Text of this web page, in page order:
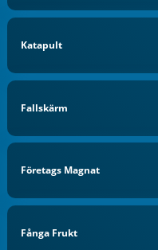
Katapult
Fallskärm
Företags Magnat
Fånga Frukt